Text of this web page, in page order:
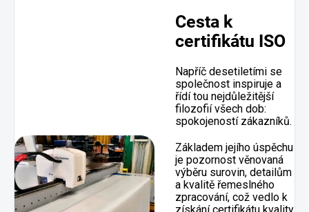
Cesta k
certifikátu ISO
Napříč desetiletími se
společnost inspiruje a
řídí tou nejdůležitější
filozofií všech dob:
spokojeností zákazníků.
Základem jejího úspěchu
je pozornost věnovaná
výběru surovin, detailům
a kvalitě řemeslného
zpracování, což vedlo k